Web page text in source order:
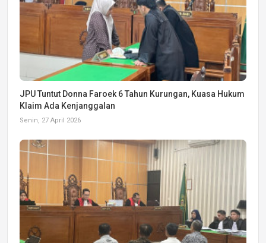
JPU Tuntut Donna Faroek 6 Tahun Kurungan, Kuasa Hukum
Klaim Ada Kenjanggalan
Senin, 27 April 2026